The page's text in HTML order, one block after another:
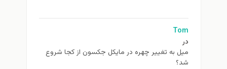
Tom
در
ميل به تغيير چهره در مایکل جکسون از كجا شروع
شد؟